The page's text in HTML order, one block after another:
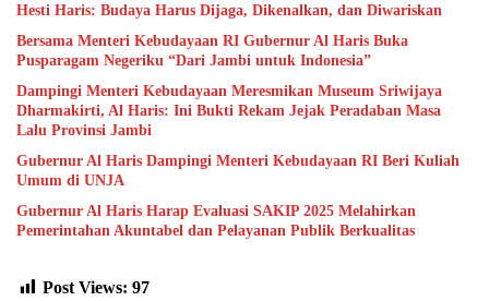
Hesti Haris: Budaya Harus Dijaga, Dikenalkan, dan Diwariskan
Bersama Menteri Kebudayaan RI Gubernur Al Haris Buka
Pusparagam Negeriku “Dari Jambi untuk Indonesia”
Dampingi Menteri Kebudayaan Meresmikan Museum Sriwijaya
Dharmakirti, Al Haris: Ini Bukti Rekam Jejak Peradaban Masa
Lalu Provinsi Jambi
Gubernur Al Haris Dampingi Menteri Kebudayaan RI Beri Kuliah
Umum di UNJA
Gubernur Al Haris Harap Evaluasi SAKIP 2025 Melahirkan
Pemerintahan Akuntabel dan Pelayanan Publik Berkualitas
Post Views: 97